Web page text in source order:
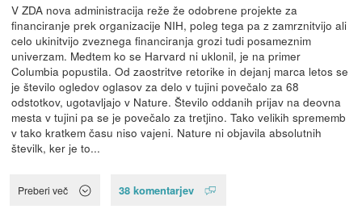
V ZDA nova administracija reže že odobrene projekte za
financiranje prek organizacije NIH, poleg tega pa z zamrznitvijo ali
celo ukinitvijo zveznega financiranja grozi tudi posameznim
univerzam. Medtem ko se Harvard ni uklonil, je na primer
Columbia popustila. Od zaostritve retorike in dejanj marca letos se
je število ogledov oglasov za delo v tujini povečalo za 68
odstotkov, ugotavljajo v Nature. Število oddanih prijav na deovna
mesta v tujini pa se je povečalo za tretjino. Tako velikih sprememb
v tako kratkem času niso vajeni. Nature ni objavila absolutnih
številk, ker je to...
Preberi več 38 komentarjev